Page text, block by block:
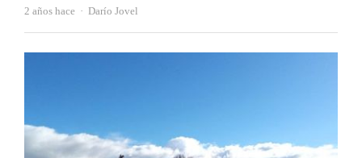
2 años hace Autor
Darío Jovel